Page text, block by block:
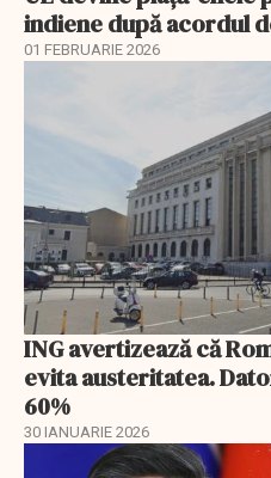
indiene după acordul
01 FEBRUARIE 2026
ING avertizează că
evita austeritatea.
60%
30 IANUARIE 2026